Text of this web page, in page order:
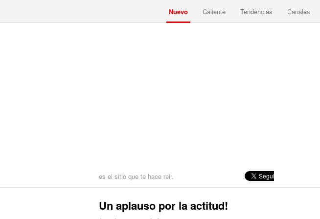
Nuevo Caliente Tendencias Canales
es el sitio que te hace reir.
Un aplauso por la actitud!